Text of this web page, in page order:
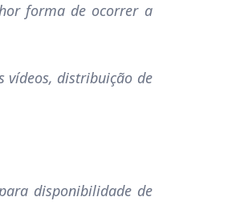
forma de ocorrer a
vídeos, distribuição de
disponibilidade de